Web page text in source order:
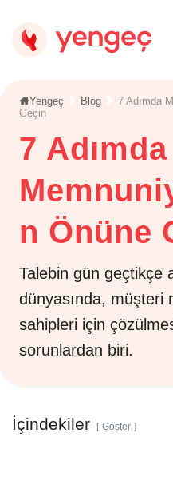
Yengeç Blog
7 Adımda
Geçin
7
n Önüne
Talebin gün geçtikçe
dünyasında, müşteri
sahipleri için
sorunlardan biri.
İçindekiler Göster